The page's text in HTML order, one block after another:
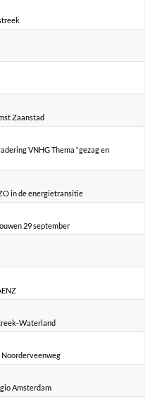
Zaanstad
VNHG Thema “gezag en
in de energietransitie
29 september
Waterland
Amsterdam